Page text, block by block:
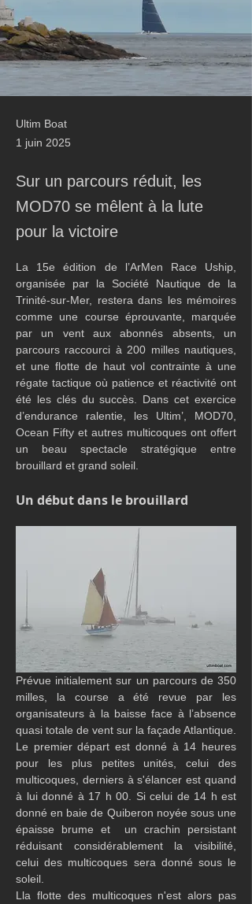
Ultim Boat
1 juin 2025
Sur un parcours réduit, les
MOD70 se mêlent à la lute
pour la victoire
La 15e édition de l’ArMen Race Uship,
organisée par la Société Nautique de la
Trinité-sur-Mer, restera dans les mémoires
comme une course éprouvante, marquée
par un vent aux abonnés absents, un
parcours raccourci à 200 milles nautiques,
et une flotte de haut vol contrainte à une
régate tactique où patience et réactivité ont
été les clés du succès. Dans cet exercice
d’endurance ralentie, les Ultim’, MOD70,
Ocean Fifty et autres multicoques ont offert
un beau spectacle stratégique entre
brouillard et grand soleil.
Un début dans le brouillard
Prévue initialement sur un parcours de 350
milles, la course a été revue par les
organisateurs à la baisse face à l’absence
quasi totale de vent sur la façade Atlantique.
Le premier départ est donné à 14 heures
pour les plus petites unités, celui des
multicoques, derniers à s'élancer est quand
à lui donné à 17 h 00. Si celui de 14 h est
donné en baie de Quiberon noyée sous une
épaisse brume et  un crachin persistant
réduisant considérablement la visibilité,
celui des multicoques sera donné sous le
soleil.
Lla flotte des multicoques n'est alors pas